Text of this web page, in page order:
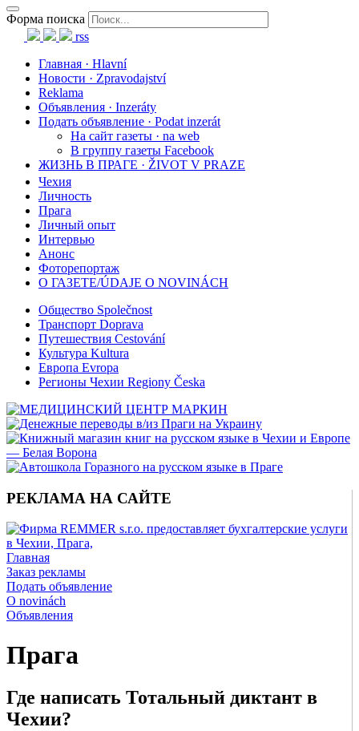
Форма поиска
rss
Главная · Hlavní
Новости · Zpravodajství
Reklama
Объявления · Inzeráty
Подать объявление · Podat inzerát
На сайт газеты · na web
В группу газеты Facebook
ЖИЗНЬ В ПРАГЕ · ŽIVOT V PRAZE
Чехия
Личность
Прага
Личный опыт
Интервью
Анонс
Фоторепортаж
О ГАЗЕТЕ/ÚDAJE O NOVINÁCH
Общество Společnost
Транспорт Doprava
Путешествия Cestování
Культура Kultura
Европа Evropa
Регионы Чехии Regiony Česka
РЕКЛАМА НА САЙТЕ
Главная
Заказ рекламы
Подать объявление
O novinách
Объявления
Прага
Где написать Тотальный диктант в
Чехии?